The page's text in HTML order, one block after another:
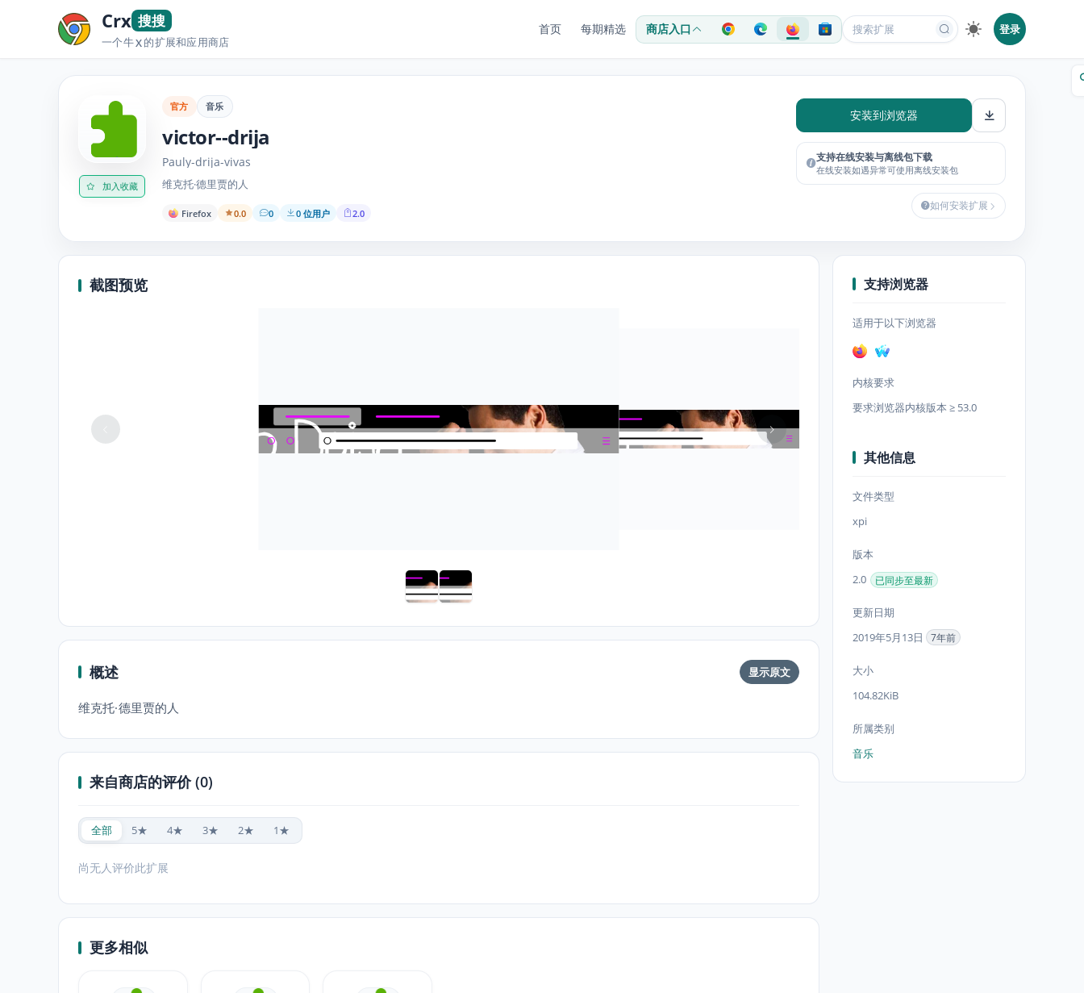
Crx 搜搜
一个牛X的扩展和应用商店
首页 每期精选 商店入口 登录
加入收藏
官方 音乐
victor--drija
Pauly-drija-vivas
维克托·德里贾的人
Firefox 0.0 0 0 位用户 2.0
安装到浏览器
支持在线安装与离线包下载
在线安装如遇异常可使用离线安装包
如何安装扩展
截图预览
概述 显示原文
维克托·德里贾的人
来自商店的评价 (0)
全部 5★ 4★ 3★ 2★ 1★
尚无人评价此扩展
更多相似
支持浏览器
适用于以下浏览器
内核要求
要求浏览器内核版本 ≥ 53.0
其他信息
文件类型
xpi
版本
2.0
已同步至最新
更新日期
2019年5月13日
7年前
大小
104.82KiB
所属类别
音乐